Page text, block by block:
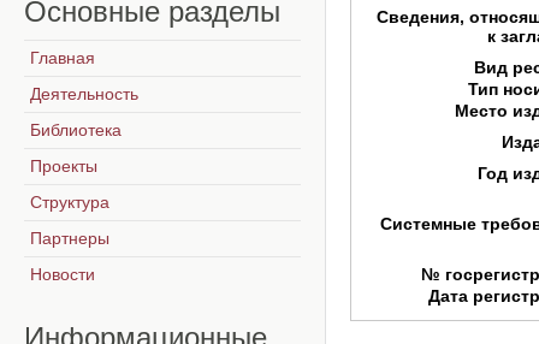
Сведения,
к
Вид
Тип
Место
Год
Системные
№
Дата
Основные разделы
Главная
Деятельность
Библиотека
Проекты
Структура
Партнеры
Новости